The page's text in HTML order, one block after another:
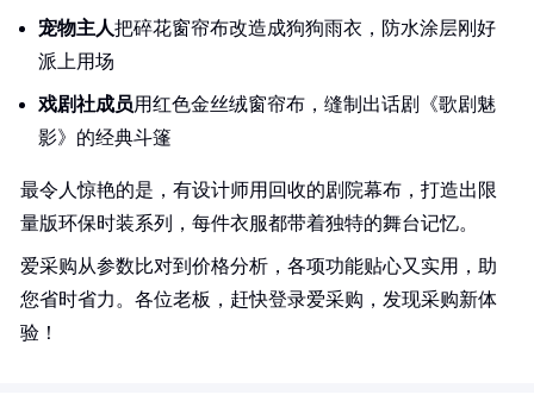
宠物主人把碎花窗帘布改造成狗狗雨衣，防水涂层刚好
派上用场
戏剧社成员用红色金丝绒窗帘布，缝制出话剧《歌剧魅
影》的经典斗篷
最令人惊艳的是，有设计师用回收的剧院幕布，打造出限
量版环保时装系列，每件衣服都带着独特的舞台记忆。
爱采购从参数比对到价格分析，各项功能贴心又实用，助
您省时省力。各位老板，赶快登录爱采购，发现采购新体
验！